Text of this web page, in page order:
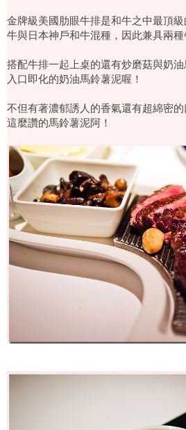
金牌級美國肋眼牛排是和牛之中最頂
牛與日本神戶和牛混種，因此兼具兩種
搭配牛排一起上桌的還有炒磨菇與奶
入口即化的奶油馬鈴薯泥喔！
不但有著濃郁誘人的香氣還有超綿密
這麼讚的馬鈴薯泥阿！